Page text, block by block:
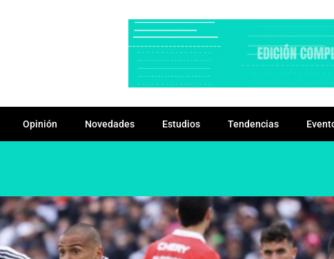
Opinión Novedades Estudios Tendencias